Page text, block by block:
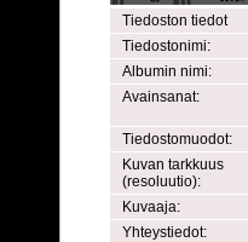
Tiedoston tiedot
Tiedostonimi:
Albumin nimi:
Avainsanat:
Tiedostomuodot:
Kuvan tarkkuus
(resoluutio):
Kuvaaja:
Yhteystiedot: